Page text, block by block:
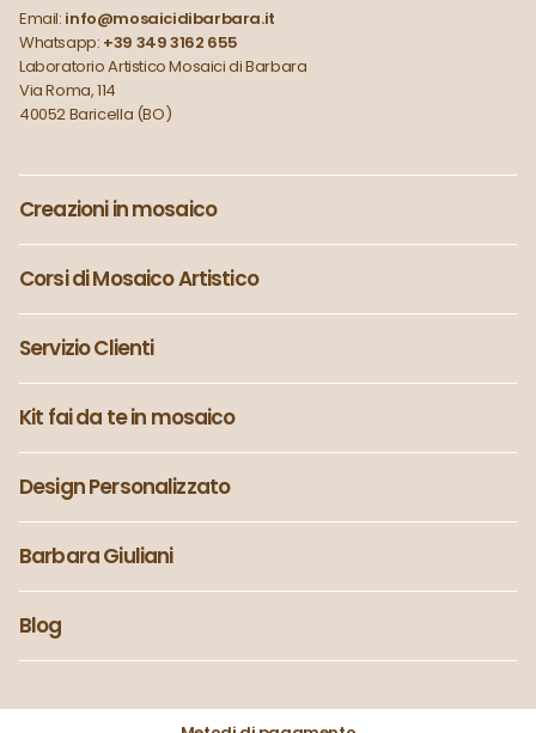
Email: info@mosaicidibarbara.it
Whatsapp: +39 349 3162 655
Laboratorio Artistico Mosaici di Barbara
Via Roma, 114
40052 Baricella (BO)
Creazioni in mosaico
Corsi di Mosaico Artistico
Servizio Clienti
Kit fai da te in mosaico
Design Personalizzato
Barbara Giuliani
Blog